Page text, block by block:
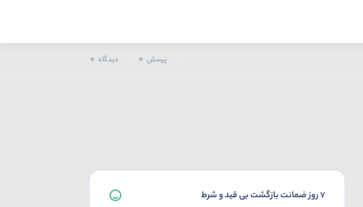
پرسش 0 دیدگاه 0
7 روز ضمانت بازگشت بی قید و شرط